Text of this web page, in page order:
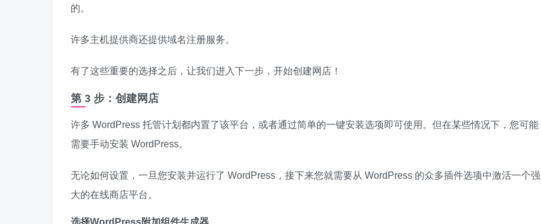
的。
许多主机提供商还提供域名注册服务。
有了这些重要的选择之后，让我们进入下一步，开始创建网店！
第 3 步：创建网店
许多 WordPress 托管计划都内置了该平台，或者通过简单的一键安装选项即可使用。但在某些情况下，您可能
需要手动安装 WordPress。
无论如何设置，一旦您安装并运行了 WordPress，接下来您就需要从 WordPress 的众多插件选项中激活一个强
大的在线商店平台。
选择WordPress附加组件生成器